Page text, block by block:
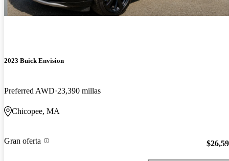
2023 Buick Envision
Preferred AWD 23,390 millas
Chicopee, MA
Gran oferta